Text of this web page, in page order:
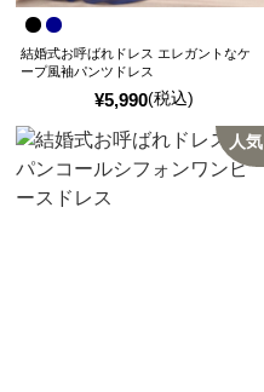
¥5,990(税込)
結婚式お呼ばれドレス エレガントなケ
ープ風袖パンツドレス
人気